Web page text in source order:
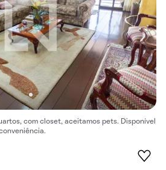
com closet, aceitamos pets. Disponível